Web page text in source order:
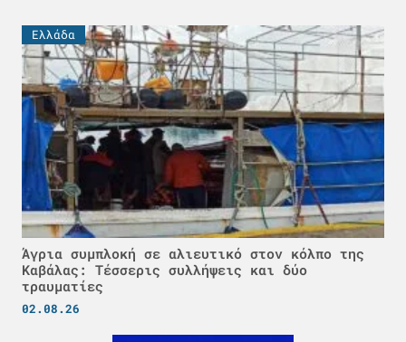
Ελλάδα
Άγρια συμπλοκή σε αλιευτικό στον κόλπο της
Καβάλας: Τέσσερις συλλήψεις και δύο
τραυματίες
02.08.26